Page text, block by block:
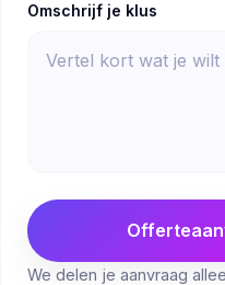
Omschrijf je klus
We delen je aanvraag